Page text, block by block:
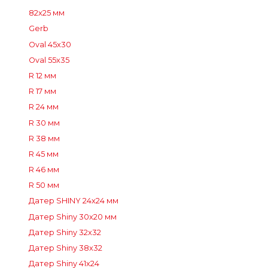
82x25 мм
Gerb
Oval 45x30
Oval 55x35
R 12 мм
R 17 мм
R 24 мм
R 30 мм
R 38 мм
R 45 мм
R 46 мм
R 50 мм
Датер SHINY 24x24 мм
Датер Shiny 30x20 мм
Датер Shiny 32x32
Датер Shiny 38x32
Датер Shiny 41x24